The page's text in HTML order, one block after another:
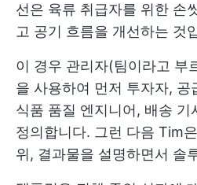
선은 육류 취급자를 위한 손
고 공기 흐름을 개선하는 것
이 경우 관리자(팀이라고 부
을 사용하여 먼저 투자자, 공
식품 품질 엔지니어, 배송 기
정의합니다. 그런 다음 Tim
위, 결과물을 설명하면서 솔